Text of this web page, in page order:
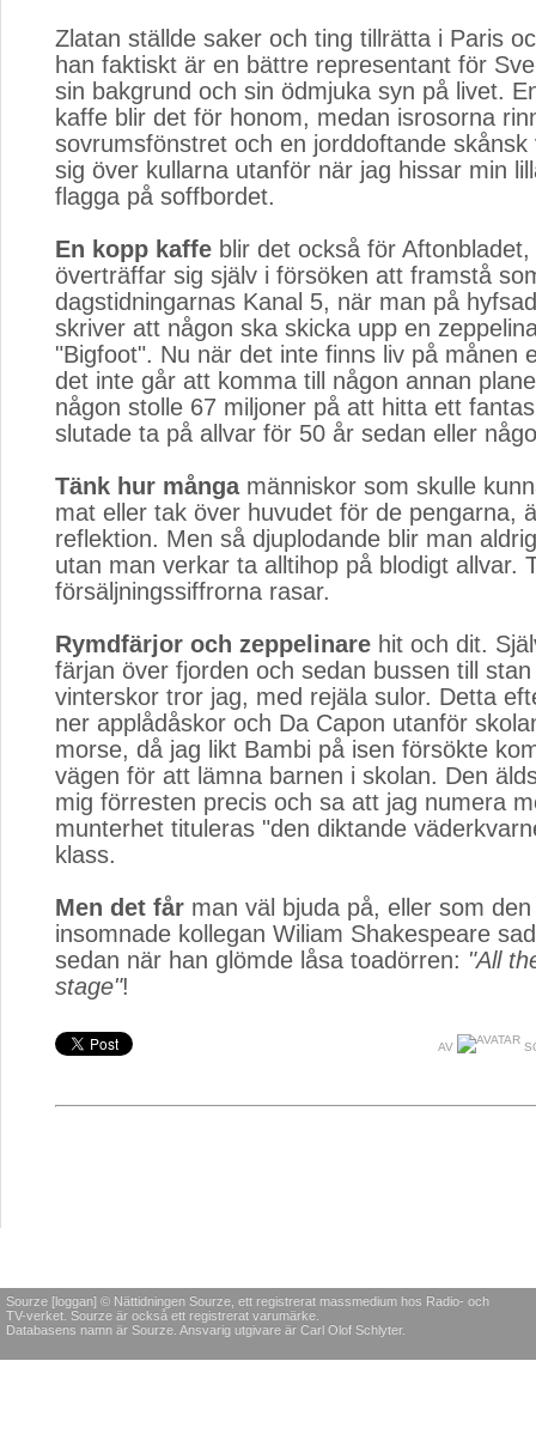
Zlatan ställde saker och ting tillrätta i Paris
han faktiskt är en bättre representant för
sin bakgrund och sin ödmjuka syn på livet.
kaffe blir det för honom, medan isrosorna
sovrumsfönstret och en jorddoftande skånsk
sig över kullarna utanför när jag hissar min
flagga på soffbordet.
En kopp kaffe blir det också för
överträffar sig själv i försöken att framstå
dagstidningarnas Kanal 5, när man på
skriver att någon ska skicka upp en
"Bigfoot". Nu när det inte finns liv på månen
det inte går att komma till någon annan
någon stolle 67 miljoner på att hitta ett
slutade ta på allvar för 50 år sedan eller
Tänk hur mångamänniskor som skulle
mat eller tak över huvudet för de pengarna,
reflektion. Men så djuplodande blir man
utan man verkar ta alltihop på blodigt allvar.
försäljningssiffrorna rasar.
Rymdfärjor och zeppelinare hit och dit.
färjan över fjorden och sedan bussen till
vinterskor tror jag, med rejäla sulor. Detta
ner applådåskor och Da Capon utanför
morse, då jag likt Bambi på isen försökte
vägen för att lämna barnen i skolan. Den
mig förresten precis och sa att jag numera
munterhet tituleras "den diktande
klass.
Men det får man väl bjuda på, eller som
insomnade kollegan Wiliam Shakespeare
sedan när han glömde låsa toadörren: "All
stage"!
AV
Sourze [loggan] © Nättidningen Sourze, ett registrerat massmedium hos Radio- och
TV-verket. Sourze är också ett registrerat varumärke.
Databasens namn är Sourze. Ansvarig utgivare är Carl Olof Schlyter.